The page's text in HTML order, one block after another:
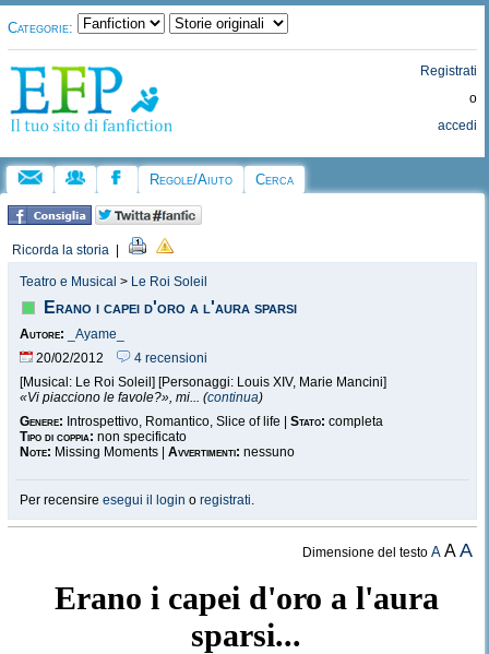
Categorie:
Registrati
o
accedi
Regole/Aiuto Cerca
Ricorda la storia
Teatro e Musical > Le Roi Soleil
Erano i capei d'oro a l'aura sparsi
Autore:
_Ayame_
20/02/2012
4 recensioni
[Musical: Le Roi Soleil] [Personaggi: Louis XIV, Marie Mancini]
«Vi piacciono le favole?», mi... (continua)
Genere: Introspettivo, Romantico, Slice of life | Stato: completa
Tipo di coppia: non specificato
Note: Missing Moments | Avvertimenti: nessuno
Per recensire esegui il login o registrati.
Dimensione del testoA AA
Erano i capei d'oro a l'aura
sparsi...